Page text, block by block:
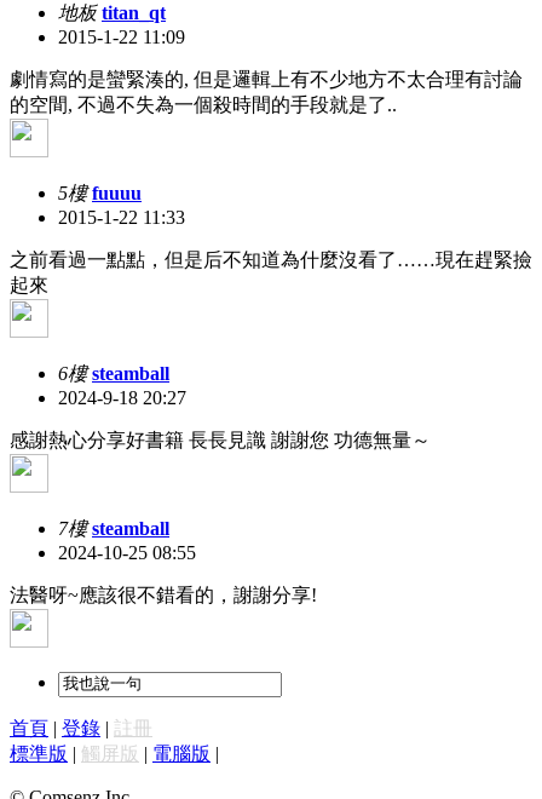
地板 titan_qt
2015-1-22 11:09
劇情寫的是蠻緊湊的, 但是邏輯上有不少地方不太合理有討論
的空間, 不過不失為一個殺時間的手段就是了..
5樓 fuuuu
2015-1-22 11:33
之前看過一點點，但是后不知道為什麼沒看了……現在趕緊撿
起來
6樓 steamball
2024-9-18 20:27
感謝熱心分享好書籍 長長見識 謝謝您 功德無量～
7樓 steamball
2024-10-25 08:55
法醫呀~應該很不錯看的，謝謝分享!
首頁 | 登錄 | 註冊
標準版 | 觸屏版 | 電腦版 |